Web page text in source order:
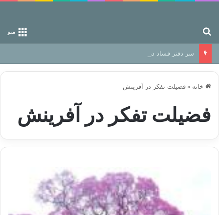
منو
سر دفتر فساد در زمین‌، دوری وکناره‌گیری از راه خداست‌!
خانه » فضیلت تفکر در آفرینش
فضیلت تفکر در آفرینش